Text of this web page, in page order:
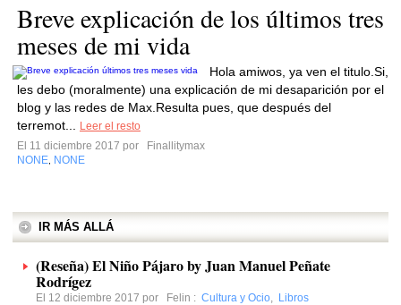
Breve explicación de los últimos tres
meses de mi vida
Hola amiwos, ya ven el titulo.Si,
les debo (moralmente) una explicación de mi desaparición por el
blog y las redes de Max.Resulta pues, que después del
terremot...
Leer el resto
El 11 diciembre 2017 por
Finallitymax
NONE NONE
IR MÁS ALLÁ
(Reseña) El Niño Pájaro by Juan Manuel Peñate
Rodrígez
El 12 diciembre 2017 por Felin : Cultura y Ocio, Libros